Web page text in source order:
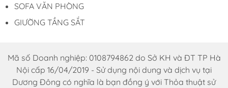
SOFA VĂN PHÒNG
GIƯỜNG TẦNG SẮT
Mã số Doanh nghiệp: 0108794862 do Sở KH và ĐT TP Hà
Nội cấp 16/04/2019 - Sử dụng nội dung và dịch vụ tại
Dương Đông có nghĩa là bạn đồng ý với Thỏa thuật sử